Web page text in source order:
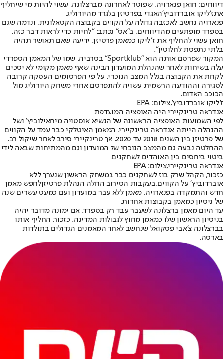
דיווחים: חואן פנארויה, שפוטר לאחרונה מברצלונה, עשוי להיות מי שיחליף
אתז'ליקו אוברדוביץ'האגדי בפרטיזן בלגרד מהיורוליג.
פנארויה נחשב לאכזבה גדולה על הקווים בקבוצה הקטאלונית, ונדמה שגם
בספרד מופתעים מהדיווחים. ב"אס" נכתב: "לחיות כדי לראות דבר כזה.
חואן עשוי להחליף את ז׳ליקו כמאמן פרטיזן. ידיעה שאם תאושר תהיה
בלתי נתפסת לחלוטין".
המקור שפרסם אותה הוא "Sportklub" בסרביה. שמו של המאמן הספרדי
עלה בשיחות לאחר שהנהלת המועדון הבינה שאף מאמן מקומי לא יסכים
לקחת את הקבוצה בגלל המצב הנוכחי. על פי הפרסומים העסקה קרובה
לסגירה וההודעה הרשמית עשויה להתפרסם אחרי משחק היורוליג מול
הכוכב האדום.
ז'ליקו אוברדוביץ',צילום: EPA
אנדראה טרינקיירי היה האופציה המועדפת
לפי השמועות האופציה הראשונה של הנשיא אוסטויה מיחאילוביץ׳ ושל
ההנהלה הייתה אנדראה טרינקיירי. המאמן האיטלקי כבר עמד על הקווים
של פרטיזן בין השנים 2018 עד 2020. אך טרינקיירי סירב לאחר שיקול רב.
ההחלטה נבעה גם מהמצב הנוכחי של המועדון וגם מהמתיחות שבאה לידי
ביטוי ביחסים בין האוהדים לשחקנים.
אנדראה טרינקיירי,צילום: EPA
כזכור, הקהל שרק בוז לשחקנים כבר במשחק הראשון שנערך ללא
אוברדוביץ׳ על הקווים.בעקבות הסירוב החלה הנהלת פרטיזןלחפש מאמן
חדש והתמקדה בפנארויה, מאמן ללא עבר במועדון ועם כמעט עשרים שנה
של ניסיון כמאמן בקבוצות אחרות.
עד היום מאמן ברצלונה לשעבר עבד רק בספרד. אם ימונה מדובר יהיה
בניסיון הראשון שלו כמאמן מחוץ לגבולות המדינה. כזכור, החליף אותו
בברצלונה צ'אבי פסקואל שנחשב לאחד המאמנים הגדולים בתולדות
בארסה.